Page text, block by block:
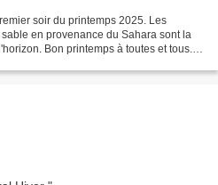
soir du printemps 2025. Les
en provenance du Sahara sont la
Bon printemps à toutes et tous.